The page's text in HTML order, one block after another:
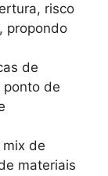
risco
propondo
de
ponto de
de
materiais